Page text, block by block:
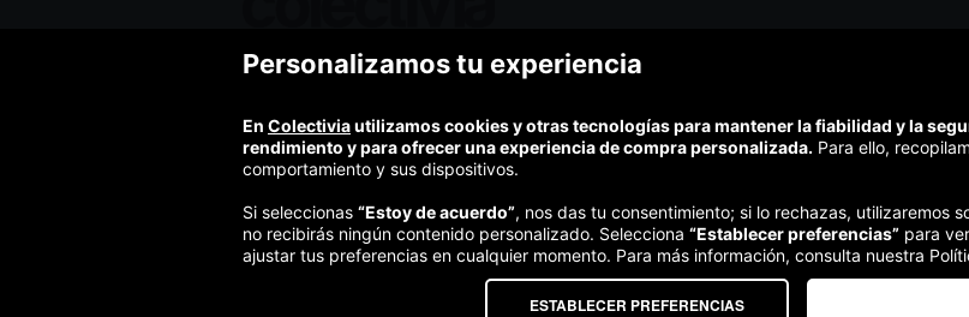
Ofertas de hoy
Términos y condiciones
Política de privacidad y aviso legal
Política de cookies
¿Cómo funciona Colectivia?
Trabaja con nosotros
Estudio turismo de verano 2020
Personalizamos tu experiencia
En Colectiviautilizamos cookies y otras tecnologías para mantener la fiabilidad y la
rendimiento y para ofrecer una experiencia de compra personalizada. Para ello,
comportamiento y sus dispositivos.
Si seleccionas “Estoy de acuerdo”, nos das tu consentimiento; si lo rechazas, utilizaremos
no recibirás ningún contenido personalizado. Selecciona “Establecer preferencias” para
ajustar tus preferencias en cualquier momento. Para más información, consulta nuestra
ESTABLECER PREFERENCIAS